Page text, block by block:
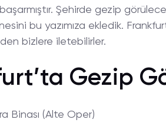
Şehirde gezip
bu yazımıza ekledik.
bizlere iletebilirler.
Gezip
Binası (Alte Oper)